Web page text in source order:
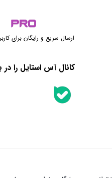
ارسال سریع و رایگان برای
کانال آس استایل را در